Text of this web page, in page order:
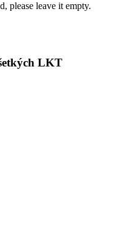
please leave it empty.
LKT